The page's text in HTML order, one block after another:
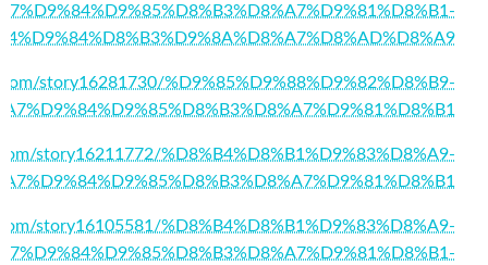
story16281730/%D9%85%D9%88%D9%82%D8%B9-
story16211772/%D8%B4%D8%B1%D9%83%D8%A9-
story16105581/%D8%B4%D8%B1%D9%83%D8%A9-